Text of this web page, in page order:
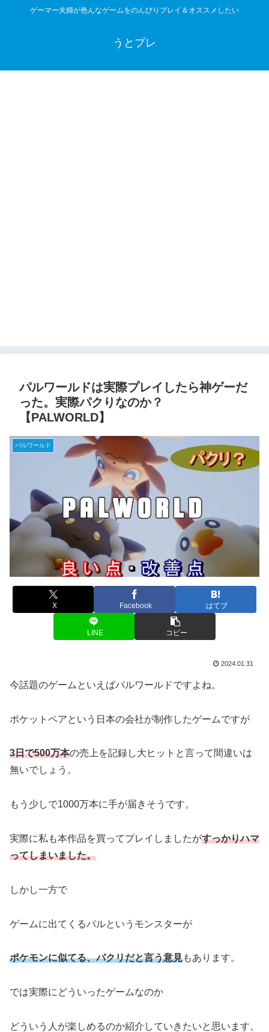
ゲーマー夫婦が色んなゲームをのんびりプレイ＆オススメしたい
うとプレ
パルワールドは実際プレイしたら神ゲーだ
った。実際パクりなのか？
【PALWORLD】
パルワールド
X Facebook はてブ
LINE コピー
2024.01.31
今話題のゲームといえばパルワールドですよね。
ポケットペアという日本の会社が制作したゲームですが
3日で500万本の売上を記録し大ヒットと言って間違いは
無いでしょう。
もう少しで1000万本に手が届きそうです。
実際に私も本作品を買ってプレイしましたがすっかりハマ
ってしまいました。
しかし一方で
ゲームに出てくるパルというモンスターが
ポケモンに似てる、パクリだと言う意見もあります。
では実際にどういったゲームなのか
どういう人が楽しめるのか紹介していきたいと思います。